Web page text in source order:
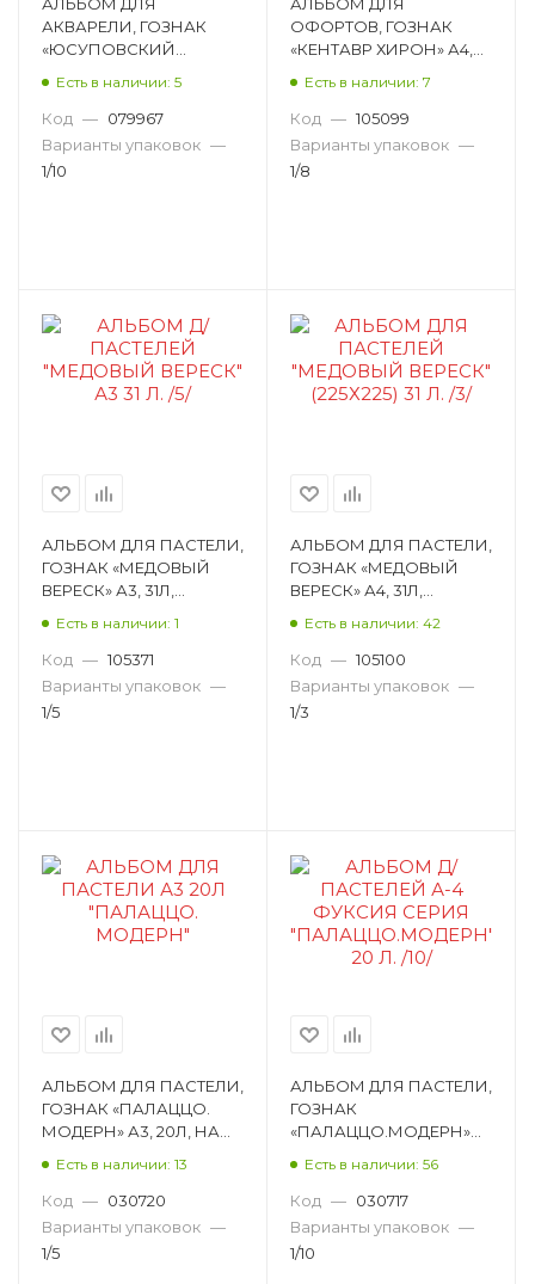
АКВАРЕЛИ, ГОЗНАК
«ЮСУПОВСКИЙ
ЖЕСТКАЯ ПОДЛОЖКА,
БУМАГА АЛ-6716
Есть в наличии: 5
Код — 079967
Варианты упаковок —
1/10
ОФОРТОВ, ГОЗНАК
«КЕНТАВР ХИРОН» А4,
Есть в наличии: 7
Код — 105099
Варианты упаковок —
1/8
АЛЬБОМ ДЛЯ ПАСТЕЛИ,
ГОЗНАК «МЕДОВЫЙ
ВЕРЕСК» А3, 31Л,
ХОЛСТ, О АЛ-3596
Есть в наличии: 1
Код — 105371
Варианты упаковок —
1/5
АЛЬБОМ ДЛЯ ПАСТЕЛИ,
ГОЗНАК «МЕДОВЫЙ
ВЕРЕСК» А4, 31Л,
БУМАГА ДЛЯ АЛ-3572
Есть в наличии: 42
Код — 105100
Варианты упаковок —
1/3
АЛЬБОМ ДЛЯ ПАСТЕЛИ,
ГОЗНАК «ПАЛАЦЦО.
МОДЕРН» А3, 20Л, НА
Есть в наличии: 13
Код — 030720
Варианты упаковок —
1/5
АЛЬБОМ ДЛЯ ПАСТЕЛИ,
ГОЗНАК
«ПАЛАЦЦО.МОДЕРН»
Есть в наличии: 56
Код — 030717
Варианты упаковок —
1/10